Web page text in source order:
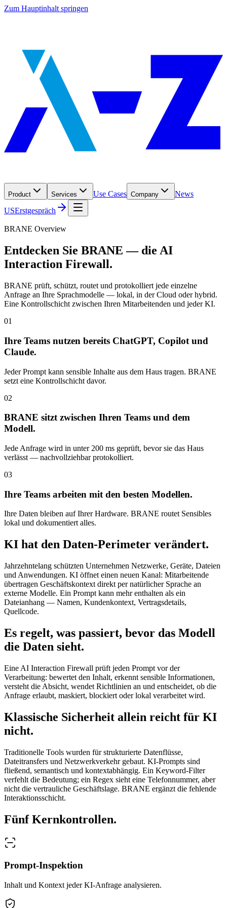
Zum Hauptinhalt springen
Product Services Use Cases Company
News
USErstgespräch
BRANE Overview
Entdecken Sie BRANE — die AI
Interaction Firewall.
BRANE prüft, schützt, routet und protokolliert jede einzelne
Anfrage an Ihre Sprachmodelle — lokal, in der Cloud oder hybrid.
Eine Kontrollschicht zwischen Ihren Mitarbeitenden und jeder KI.
01
Ihre Teams nutzen bereits ChatGPT, Copilot und
Claude.
Jeder Prompt kann sensible Inhalte aus dem Haus tragen. BRANE
setzt eine Kontrollschicht davor.
02
BRANE sitzt zwischen Ihren Teams und dem
Modell.
Jede Anfrage wird in unter 200 ms geprüft, bevor sie das Haus
verlässt — nachvollziehbar protokolliert.
03
Ihre Teams arbeiten mit den besten Modellen.
Ihre Daten bleiben auf Ihrer Hardware. BRANE routet Sensibles
lokal und dokumentiert alles.
KI hat den Daten-Perimeter verändert.
Jahrzehntelang schützten Unternehmen Netzwerke, Geräte, Dateien
und Anwendungen. KI öffnet einen neuen Kanal: Mitarbeitende
übertragen Geschäftskontext direkt per natürlicher Sprache an
externe Modelle. Ein Prompt kann mehr enthalten als ein
Dateianhang — Namen, Kundenkontext, Vertragsdetails,
Quellcode.
Es regelt, was passiert, bevor das Modell
die Daten sieht.
Eine AI Interaction Firewall prüft jeden Prompt vor der
Verarbeitung: bewertet den Inhalt, erkennt sensible Informationen,
versteht die Absicht, wendet Richtlinien an und entscheidet, ob die
Anfrage erlaubt, maskiert, blockiert oder lokal verarbeitet wird.
Klassische Sicherheit allein reicht für KI
nicht.
Traditionelle Tools wurden für strukturierte Datenflüsse,
Dateitransfers und Netzwerkverkehr gebaut. KI-Prompts sind
fließend, semantisch und kontextabhängig. Ein Keyword-Filter
verfehlt die Bedeutung; ein Regex sieht eine Telefonnummer, aber
nicht die vertrauliche Geschäftslage. BRANE ergänzt die fehlende
Interaktionsschicht.
Fünf Kernkontrollen.
Prompt-Inspektion
Inhalt und Kontext jeder KI-Anfrage analysieren.